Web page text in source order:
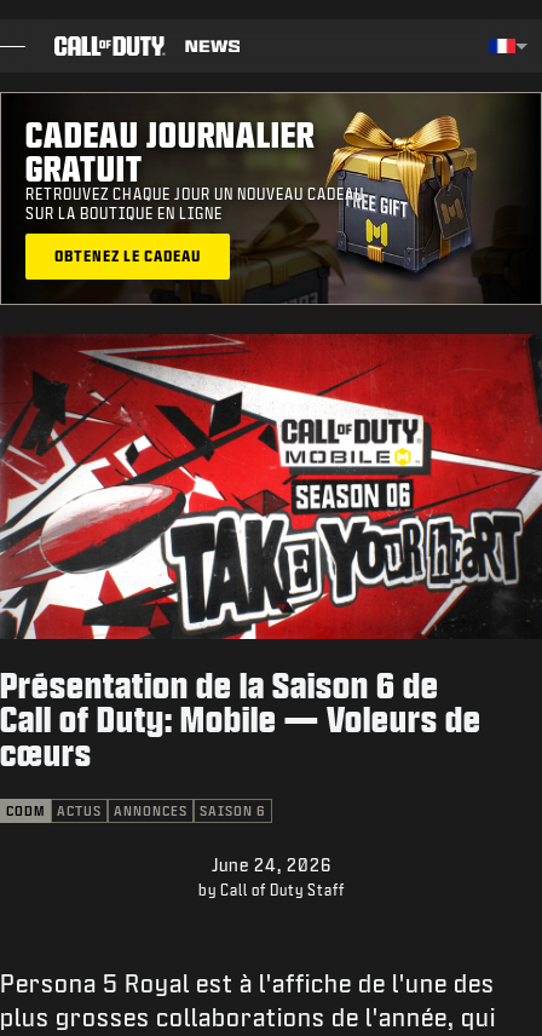
BILLET
GUIDES
NOTES DE CORRECTIF
ACTUS
BOUTIQUE
ESPORT
ASSISTANCE
XBOX GAME PASS
CADEAU JOURNALIER
GRATUIT
RETROUVEZ CHAQUE JOUR UN NOUVEAU CADEAU
SUR LA BOUTIQUE EN LIGNE
OBTENEZ LE CADEAU
Présentation de la Saison 6 de
Call of Duty: Mobile — Voleurs de
cœurs
CODM ACTUS ANNONCES SAISON 6
June 24, 2026
by Call of Duty Staff
Persona 5 Royal est à l'affiche de l'une des
plus grosses collaborations de l'année, qui